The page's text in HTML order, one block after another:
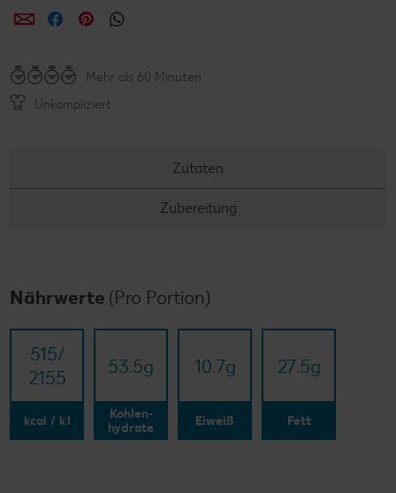
per E-Mail teilen
per Facebook teilen
per Pinterest teilen
Mehr als 60 Minuten
Unkompliziert
Zutaten
Zubereitung
Nährwerte (Pro Portion)
515/​
2155
kcal / kJ
53.5g
Kohlen-
hydrate
10.7g
Eiweiß
27.5g
Fett